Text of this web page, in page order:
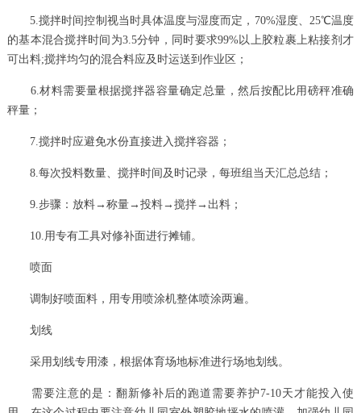
5.搅拌时间控制视当时具体温度与湿度而定，70%湿度、25℃温度
的基本混合搅拌时间为3.5分钟，同时要求99%以上胶粒裹上粘接剂才
可出料;搅拌均匀的混合料应及时运送到作业区；
6.材料需要量根据搅拌器容量确定总量，然后按配比用磅秤准确
秤量；
7.搅拌时应避免水份直接进入搅拌容器；
8.每次投料数量、搅拌时间及时记录，每班组当天汇总总结；
9.步骤：放料→称量→投料→搅拌→出料；
10.用专有工具对修补面进行摊铺。
喷面
调制好喷面料，用专用喷涂机整体喷涂两遍。
划线
采用划线专用漆，根据体育场地标准进行场地划线。
需要注意的是：翻新修补后的跑道需要养护7-10天才能投入使